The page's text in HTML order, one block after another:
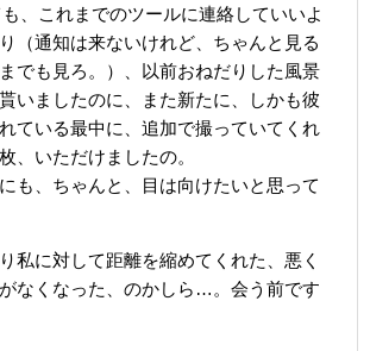
、これまでのツールに連絡していいよ
（通知は来ないけれど、ちゃんと見る
でも見ろ。）、以前おねだりした風景
いましたのに、また新たに、しかも彼
ている最中に、追加で撮っていてくれ
、いただけましたの。
も、ちゃんと、目は向けたいと思って
私に対して距離を縮めてくれた、悪く
なくなった、のかしら…。会う前です